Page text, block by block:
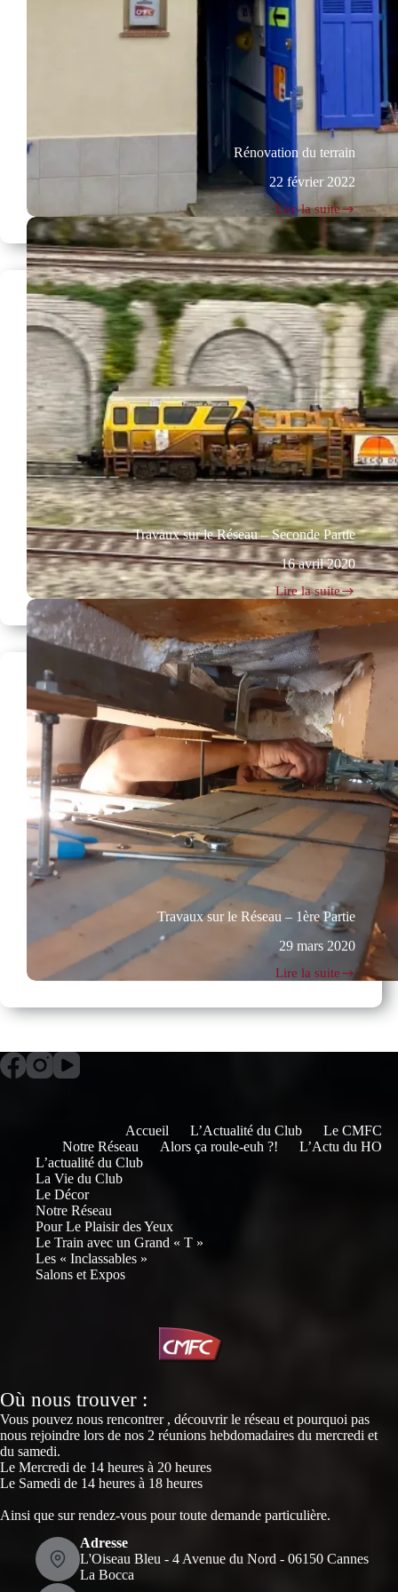
Rénovation du terrain
22 février 2022
Lire la suite
Rénovation
du
terrain
Travaux sur le Réseau – Seconde Partie
16 avril 2020
Lire la suite
Travaux
sur
le
Réseau
–
Seconde
Partie
Travaux sur le Réseau – 1ère Partie
29 mars 2020
Lire la suite
Travaux
le
1ère
Accueil L’Actualité du Club
Le CMFC
Notre Réseau
Alors ça roule-euh ?!
L’Actu du HO
L’actualité du Club
La Vie du Club
Le Décor
Notre Réseau
Pour Le Plaisir des Yeux
Le Train avec un Grand « T »
Les « Inclassables »
Salons et Expos
Où nous trouver :
Vous pouvez nous rencontrer , découvrir le réseau et pourquoi pas
nous rejoindre lors de nos 2 réunions hebdomadaires du mercredi et
du samedi.
Le Mercredi de 14 heures à 20 heures
Le Samedi de 14 heures à 18 heures
Ainsi que sur rendez-vous pour toute demande particulière.
Adresse
L'Oiseau Bleu - 4 Avenue du Nord - 06150 Cannes
La Bocca